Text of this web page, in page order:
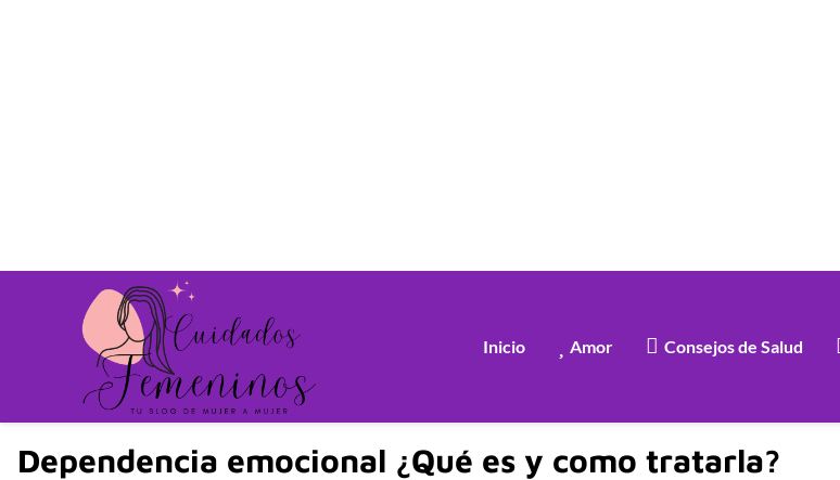
Inicio Amor Consejos de Salud
Dependencia emocional ¿Qué es y como tratarla?